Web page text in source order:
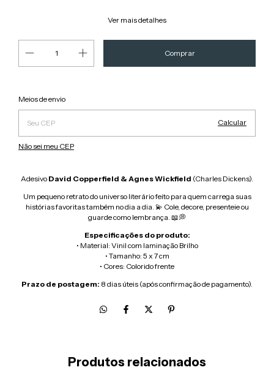
Ver mais detalhes
Entregas para o CEP:
Meios de envio
Calcular
Não sei meu CEP
Adesivo David Copperfield & Agnes Wickfield (Charles Dickens).
Um pequeno retrato do universo literário feito para quem carrega suas
histórias favoritas também no dia a dia. 💫 Cole, decore, presenteie ou
guarde como lembrança. 📖💭
Especificações do produto:
• Material: Vinil com laminação Brilho
• Tamanho: 5 x 7 cm
• Cores: Colorido frente
Prazo de postagem: 8 dias úteis (após confirmação de pagamento).
Produtos relacionados